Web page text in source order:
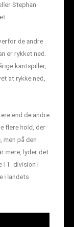
Stephan
de andre
er rykket ned.
kantspiller,
at rykke ned,
end de andre
flere hold, der
på den
mere, lyder det
i 1. division i
i landets